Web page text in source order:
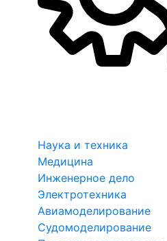
Наука и техника
Медицина
Инженерное дело
Электротехника
Авиамоделирование
Судомоделирование